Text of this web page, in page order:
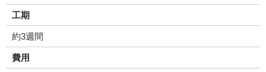
工期
約3週間
費用